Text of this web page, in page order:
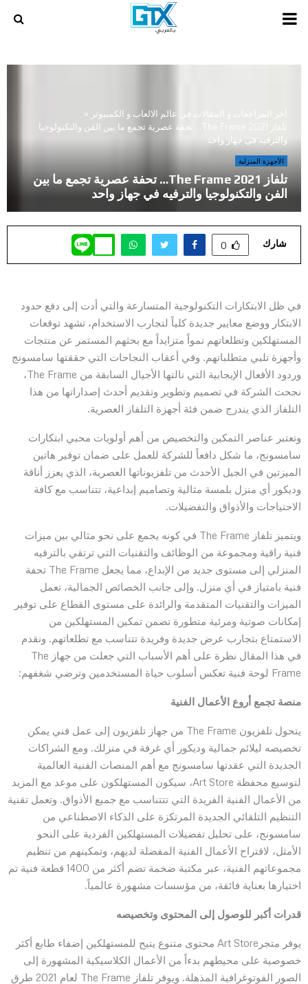
PRIMARY
أخر المراجعات و المقالات في عالم الالعاب و الكمبيوتر »
تلفاز The Frame 2021… تحفة عصرية تجمع ما بين الفن والتكنولوجيا
والترفيه في جهاز واحد
الأجهزة المنزلية
تلفاز The Frame 2021… تحفة عصرية تجمع ما بين
الفن والتكنولوجيا والترفيه في جهاز واحد
شارك 0
في ظل الابتكارات التكنولوجية المتسارعة والتي أدت إلى دفع حدود
الابتكار ووضع معايير جديدة كلياً لتجارب الاستخدام، تشهد توقعات
المستهلكين وتطلعاتهم نمواً متزايداً مع بحثهم المستمر عن منتجات
وأجهزة تلبي متطلباتهم. وفي أعقاب النجاحات التي حققتها سامسونج
وردود الأفعال الإيجابية التي نالتها الأجيال السابقة من The Frame،
نجحت الشركة في تصميم وتطوير وتقديم أحدث إصداراتها من هذا
التلفاز الذي يندرج ضمن فئة أجهزة التلفاز العصرية.
وتعتبر عناصر التمكين والتخصيص من أهم أولويات محبي ابتكارات
سامسونج، ما شكل دافعاً للشركة للعمل على ضمان توفير هاتين
الميزتين في الجيل الأحدث من تلفزيوناتها العصرية، الذي يعزز أناقة
وديكور أي منزل بلمسة مثالية وتصاميم إبداعية، تتناسب مع كافة
الاحتياجات والأذواق والتفضيلات.
ويتميز تلفاز The Frame في كونه يجمع على نحو مثالي بين ميزات
فنية راقية ومجموعة من الوظائف والتقنيات التي ترتقي بالترفيه
المنزلي إلى مستوى جديد من الإبداع، مما يجعل The Frame تحفة
فنية بامتياز في أي منزل. وإلى جانب الخصائص الجمالية، تعمل
الميزات والتقنيات المتقدمة والرائدة على مستوى القطاع على توفير
إمكانات صوتية ومرئية متطورة تضمن تمكين المستهلكين من
الاستمتاع بتجارب عرض جديدة وفريدة تتناسب مع تطلعاتهم. ونقدم
في هذا المقال نظرة على أهم الأسباب التي جعلت من جهاز The
Frame لوحة فنية تعكس أسلوب حياة المستخدمين وترضي شغفهم:
منصة تجمع أروع الأعمال الفنية
يتحول تلفزيون The Frame من جهاز تلفزيون إلى عمل فني يمكن
تخصيصه ليلائم جمالية وديكور أي غرفة في منزلك. ومع الشراكات
الجديدة التي عقدتها سامسونج مع أهم المنصات الفنية العالمية
لتوسيع محفظة Art Store، سيكون المستهلكون على موعد مع المزيد
من الأعمال الفنية الفريدة التي تتتناسب مع جميع الأذواق. وتعمل تقنية
التنظيم التلقائي الجديدة المرتكزة على الذكاء الاصطناعي من
سامسونج، على تحليل تفضيلات المستهلكين الفردية على النحو
الأمثل، لاقتراح الأعمال الفنية المفضلة لديهم، وتمكينهم من تنظيم
مجموعاتهم الفنية، عبر مكتبة ضخمة تضم أكثر من 1400 قطعة فنية تم
اختيارها بعناية فائقة، من مؤسسات مشهورة عالمياً.
قدرات أكبر للوصول إلى المحتوى وتخصيصه
يوفر متجرArt Store محتوى متنوع يتيح للمستهلكين إضفاء طابع أكثر
خصوصية على محيطهم بدءاً من الأعمال الكلاسيكية المشهورة إلى
الصور الفوتوغرافية المذهلة. ويوفر تلفاز The Frame لعام 2021 طرق